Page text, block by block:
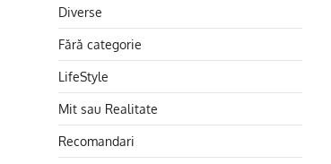
Diverse
Fără categorie
LifeStyle
Mit sau Realitate
Recomandari